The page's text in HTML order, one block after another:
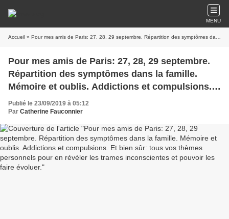
MENU
Accueil » Pour mes amis de Paris: 27, 28, 29 septembre. Répartition des symptômes dans la famille. Mémoire et oublis. Addictions et compulsions. Et bien sûr: tous vos thèmes personnels pour en révéler les trames inconscientes et pouvoir les faire évoluer.
Pour mes amis de Paris: 27, 28, 29 septembre.
Répartition des symptômes dans la famille.
Mémoire et oublis. Addictions et compulsions.
Et bien sûr: tous vos thèmes personnels pour
en révéler les trames inconscientes et pouvoir
les faire évoluer.
Publié le 23/09/2019 à 05:12
Par Catherine Fauconnier